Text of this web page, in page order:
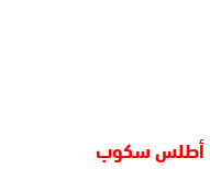
أطلس سكوب